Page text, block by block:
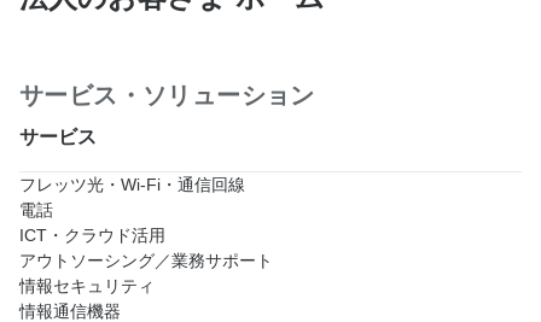
サービス・ソリューション
サービス
フレッツ光・Wi-Fi・通信回線
電話
ICT・クラウド活用
アウトソーシング／業務サポート
情報セキュリティ
情報通信機器